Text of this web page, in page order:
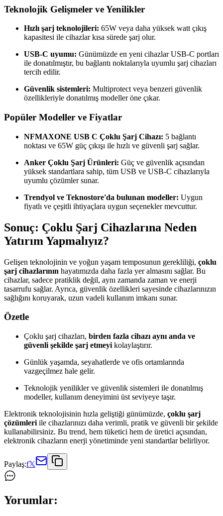
Teknolojik Gelişmeler ve Yenilikler
Hızlı şarj teknolojileri: 65W veya daha yüksek watt çıkış
kapasitesi ile cihazlar kısa sürede şarj olur.
USB-C uyumu: Günümüzde en yeni cihazlar USB-C portları
ile donatılmıştır, bu bağlantı noktalarıyla uyumlu şarj cihazları
tercih edilir.
Güvenlik sistemleri: Multiprotect veya benzeri güvenlik
özellikleriyle donatılmış modeller öne çıkar.
Popüler Modeller ve Fiyatlar
NFMAXONE USB C Çoklu Şarj Cihazı: 5 bağlantı
noktası ve 65W güç çıkışı ile hızlı ve güvenli şarj sağlar.
Anker Çoklu Şarj Ürünleri: Güç ve güvenlik açısından
yüksek standartlara sahip, tüm USB ve USB-C cihazlarıyla
uyumlu çözümler sunar.
Trendyol ve Teknostore'da bulunan modeller: Uygun
fiyatlı ve çeşitli ihtiyaçlara uygun seçenekler mevcuttur.
Sonuç: Çoklu Şarj Cihazlarına Neden
Yatırım Yapmalıyız?
Gelişen teknolojinin ve yoğun yaşam temposunun gerekliliği, çoklu
şarj cihazlarının hayatımızda daha fazla yer almasını sağlar. Bu
cihazlar, sadece pratiklik değil, aynı zamanda zaman ve enerji
tasarrufu sağlar. Ayrıca, güvenlik özellikleri sayesinde cihazlarınızın
sağlığını koruyarak, uzun vadeli kullanım imkanı sunar.
Özetle
Çoklu şarj cihazları, birden fazla cihazı aynı anda ve
güvenli şekilde şarj etmeyi kolaylaştırır.
Günlük yaşamda, seyahatlerde ve ofis ortamlarında
vazgeçilmez hale gelir.
Teknolojik yenilikler ve güvenlik sistemleri ile donatılmış
modeller, kullanım deneyimini üst seviyeye taşır.
Elektronik teknolojisinin hızla geliştiği günümüzde, çoklu şarj
çözümleri ile cihazlarınızı daha verimli, pratik ve güvenli bir şekilde
kullanabilirsiniz. Bu trend, hem tüketici hem de üretici açısından,
elektronik cihazların enerji yönetiminde yeni standartlar belirliyor.
Paylaş:f𝕏
Yorumlar: